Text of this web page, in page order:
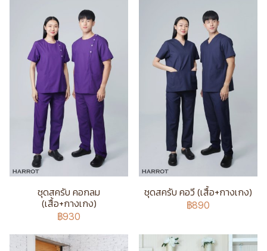
ชุดสครับ คอกลม
(เสื้อ+กางเกง)
฿930
ชุดสครับ คอวี (เสื้อ+กางเกง)
฿890